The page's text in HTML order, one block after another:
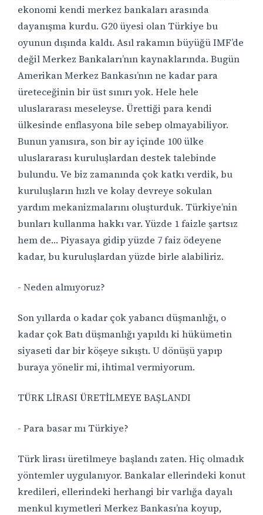
ekonomi kendi merkez bankaları arasında
dayanışma kurdu. G20 üyesi olan Türkiye bu
oyunun dışında kaldı. Asıl rakamın büyüğü IMF’de
değil Merkez Bankaları’nın kaynaklarında. Bugün
Amerikan Merkez Bankası’nın ne kadar para
üreteceğinin bir üst sınırı yok. Hele hele
uluslararası meseleyse. Ürettiği para kendi
ülkesinde enflasyona bile sebep olmayabiliyor.
Bunun yanısıra, son bir ay içinde 100 ülke
uluslararası kuruluşlardan destek talebinde
bulundu. Ve biz zamanında çok katkı verdik, bu
kuruluşların hızlı ve kolay devreye sokulan
yardım mekanizmalarını oluşturduk. Türkiye’nin
bunları kullanma hakkı var. Yüzde 1 faizle şartsız
hem de… Piyasaya gidip yüzde 7 faiz ödeyene
kadar, bu kuruluşlardan yüzde birle alabiliriz.
- Neden almıyoruz?
Son yıllarda o kadar çok yabancı düşmanlığı, o
kadar çok Batı düşmanlığı yapıldı ki hükümetin
siyaseti dar bir köşeye sıkıştı. U dönüşü yapıp
buraya yönelir mi, ihtimal vermiyorum.
TÜRK LİRASI ÜRETİLMEYE BAŞLANDI
- Para basar mı Türkiye?
Türk lirası üretilmeye başlandı zaten. Hiç olmadık
yöntemler uygulanıyor. Bankalar ellerindeki konut
kredileri, ellerindeki herhangi bir varlığa dayalı
menkul kıymetleri Merkez Bankası’na koyup,